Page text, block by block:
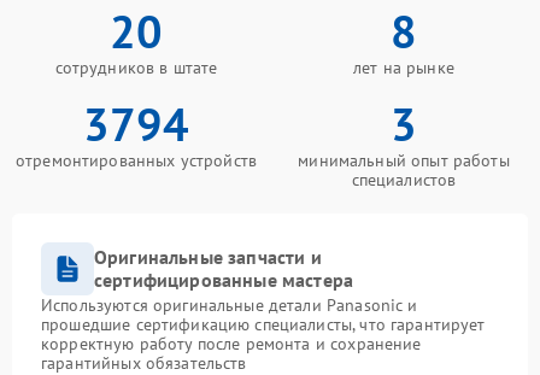
20
сотрудников в штате
8
лет на рынке
3794
отремонтированных устройств
3
минимальный опыт работы
специалистов
Оригинальные запчасти и
сертифицированные мастера
Используются оригинальные детали Panasonic и
прошедшие сертификацию специалисты, что гарантирует
корректную работу после ремонта и сохранение
гарантийных обязательств